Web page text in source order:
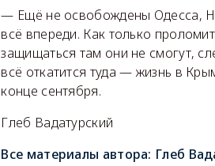
— Ещё не освобождены Одесса,
всё впереди. Как только
защищаться там они не смогут,
всё откатится туда — жизнь в
конце сентября.
Глеб Вадатурский
Все материалы автора: Глеб